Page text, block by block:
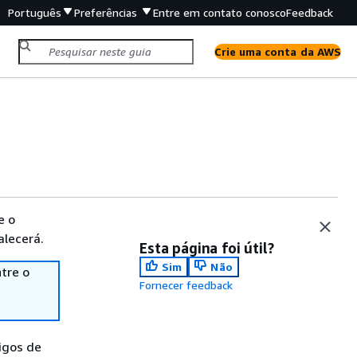
Português Preferências Entre em contato conoscoFeedback
Crie uma conta da AWS
o
o
de
Esta página foi útil?
Sim
Não
Fornecer feedback